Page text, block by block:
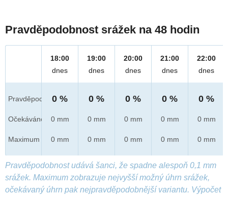
Pravděpodobnost srážek na 48 hodin
Pravděpod.
Očekáváno
Maximum
18:00
dnes
0 %
0 mm
0 mm
19:00
dnes
0 %
0 mm
0 mm
20:00
dnes
0 %
0 mm
0 mm
21:00
dnes
0 %
0 mm
0 mm
22:00
dnes
0 %
0 mm
0 mm
Pravděpodobnost udává šanci, že spadne alespoň 0,1 mm
srážek. Maximum zobrazuje nejvyšší možný úhrn srážek,
očekávaný úhrn pak nejpravděpodobnější variantu. Výpočet